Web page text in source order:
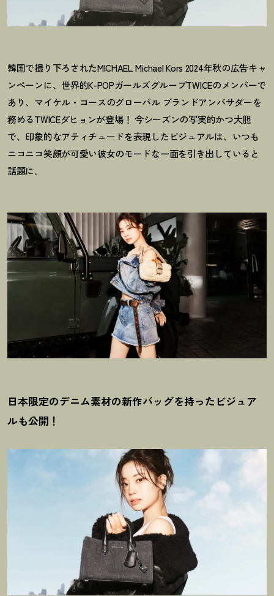
韓国で撮り下ろされたMICHAEL Michael Kors 2024年秋の広告キャ
ンペーンに、世界的K-POPガールズグループTWICEのメンバーで
あり、マイケル・コースのグローバル ブランドアンバサダーを
務めるTWICEダヒョンが登場！ 今シーズンの写実的かつ大胆
で、印象的なアティチュードを表現したビジュアルは、いつも
ニコニコ笑顔が可愛い彼女のモードな一面を引き出していると
話題に。
日本限定のデニム素材の新作バッグを持ったビジュア
ルも公開 ！